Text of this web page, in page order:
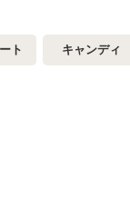
ト キャンディ